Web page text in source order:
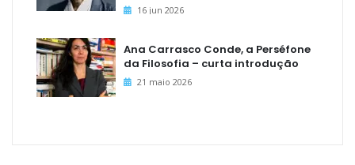
16 jun 2026
Ana Carrasco Conde, a Perséfone
da Filosofia – curta introdução
21 maio 2026